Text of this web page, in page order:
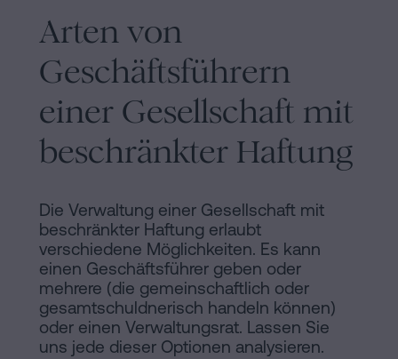
Arten von
Geschäftsführern
einer Gesellschaft mit
beschränkter Haftung
Die Verwaltung einer Gesellschaft mit
beschränkter Haftung erlaubt
verschiedene Möglichkeiten. Es kann
einen Geschäftsführer geben oder
mehrere (die gemeinschaftlich oder
gesamtschuldnerisch handeln können)
oder einen Verwaltungsrat. Lassen Sie
uns jede dieser Optionen analysieren.